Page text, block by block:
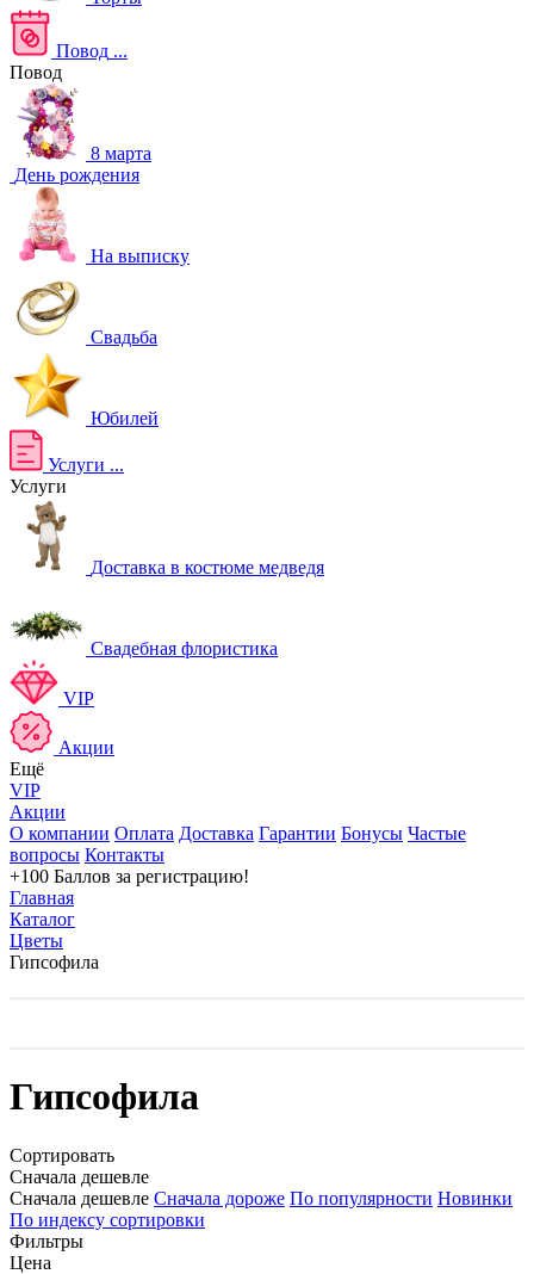
Повод ...
Повод
8 марта
День рождения
На выписку
Свадьба
Юбилей
Услуги ...
Услуги
Доставка в костюме медведя
Свадебная флористика
VIP
Акции
Ещё
VIP
Акции
О компании Оплата Доставка Гарантии Бонусы Частые
вопросы Контакты
+100 Баллов за регистрацию!
Главная
Каталог
Цветы
Гипсофила
Гипсофила
Сортировать
Сначала дешевле
Сначала дешевле Сначала дороже По популярности Новинки
По индексу сортировки
Фильтры
Цена